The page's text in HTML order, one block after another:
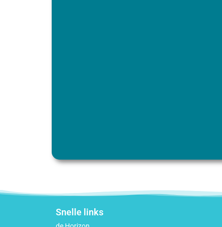
Snelle links